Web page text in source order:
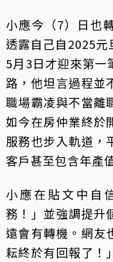
小應今（7）日也
透露自己自2025元
5月3日才迎來第一
路，他坦言過程並
職場霸凌與不當離
如今在房仲業終於
服務也步入軌道，
客戶甚至包含年產
小應在貼文中自
務！」並強調提升
遠會有轉機。網友
耘終於有回報了！